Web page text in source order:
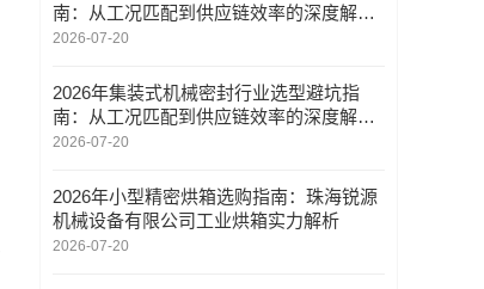
南：从工况匹配到供应链效率的深度解析
——嘉善恒达机械密封实业有限公司
2026-07-20
2026年集装式机械密封行业选型避坑指
南：从工况匹配到供应链效率的深度解析
——嘉善恒达机械密封实业有限公司
2026-07-20
2026年小型精密烘箱选购指南：珠海锐源
机械设备有限公司工业烘箱实力解析
2026-07-20